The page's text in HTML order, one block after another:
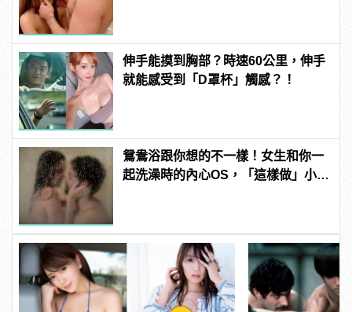
伸手能摸到胸部？時速60公里，伸手
就能感受到「D罩杯」觸感？！
鴛鴦浴跟你想的不一樣！女生和你一
起洗澡時的內心OS，「這樣做」小心